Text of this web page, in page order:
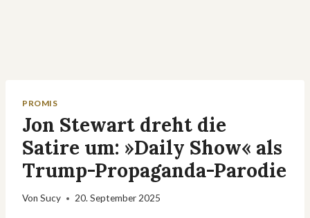
PROMIS
Jon Stewart dreht die
Satire um: »Daily Show« als
Trump-Propaganda-Parodie
Von Sucy 20. September 2025